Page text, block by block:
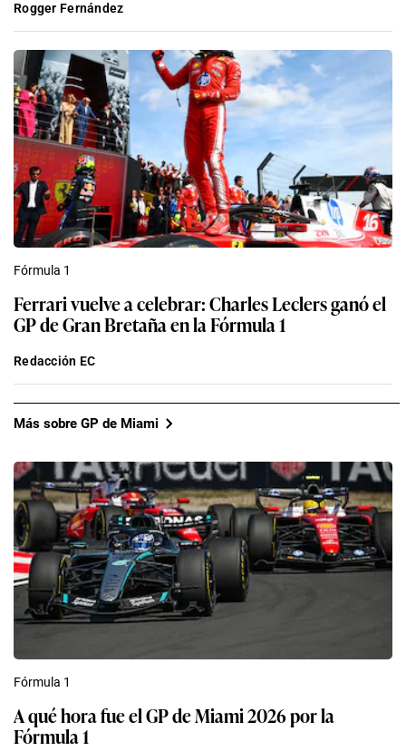
Rogger Fernández
Fórmula 1
Ferrari vuelve a celebrar: Charles Leclers ganó el
GP de Gran Bretaña en la Fórmula 1
Redacción EC
Más sobre GP de Miami
Fórmula 1
A qué hora fue el GP de Miami 2026 por la
Fórmula 1